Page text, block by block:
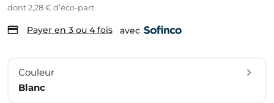
dont 2,28 € d’éco-part
Payer en 3 ou 4 fois avec
Couleur
Blanc